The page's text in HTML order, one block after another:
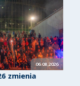
06.08.2026
zmienia